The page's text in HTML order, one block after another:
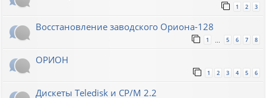
1 2 3
Восстановление заводского Ориона-128
1 … 5 6 7 8
ОРИОН
1 2 3 4 5 6
Дискеты Teledisk и CP/M 2.2